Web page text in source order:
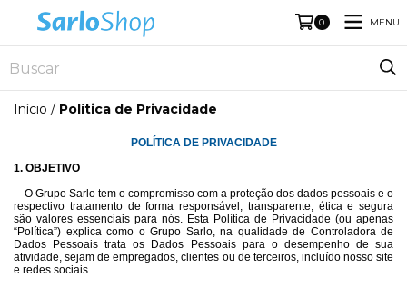
0 MENU
Início / Política de Privacidade
POLÍTICA DE PRIVACIDADE
1. OBJETIVO
O Grupo Sarlo tem o compromisso com a proteção dos dados pessoais e o
respectivo tratamento de forma responsável, transparente, ética e segura
são valores essenciais para nós. Esta Política de Privacidade (ou apenas
“Política”) explica como o Grupo Sarlo, na qualidade de Controladora de
Dados Pessoais trata os Dados Pessoais para o desempenho de sua
atividade, sejam de empregados, clientes ou de terceiros, incluído nosso site
e redes sociais.